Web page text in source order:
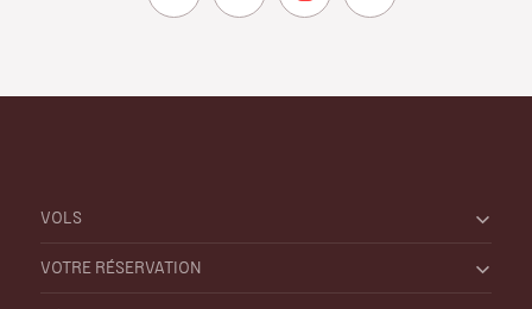
VOLS
VOTRE RÉSERVATION